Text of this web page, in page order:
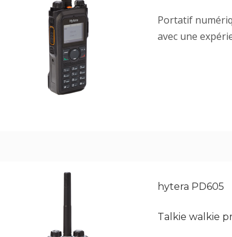
Portatif
avec une
hytera PD605
Talkie walkie